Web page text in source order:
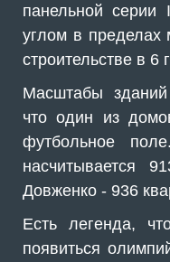
панельной серии
углом в пределах
строительстве в 6
Масштабы
что один из
футбольное
насчитывается
Довженко - 936
Есть легенда,
появиться